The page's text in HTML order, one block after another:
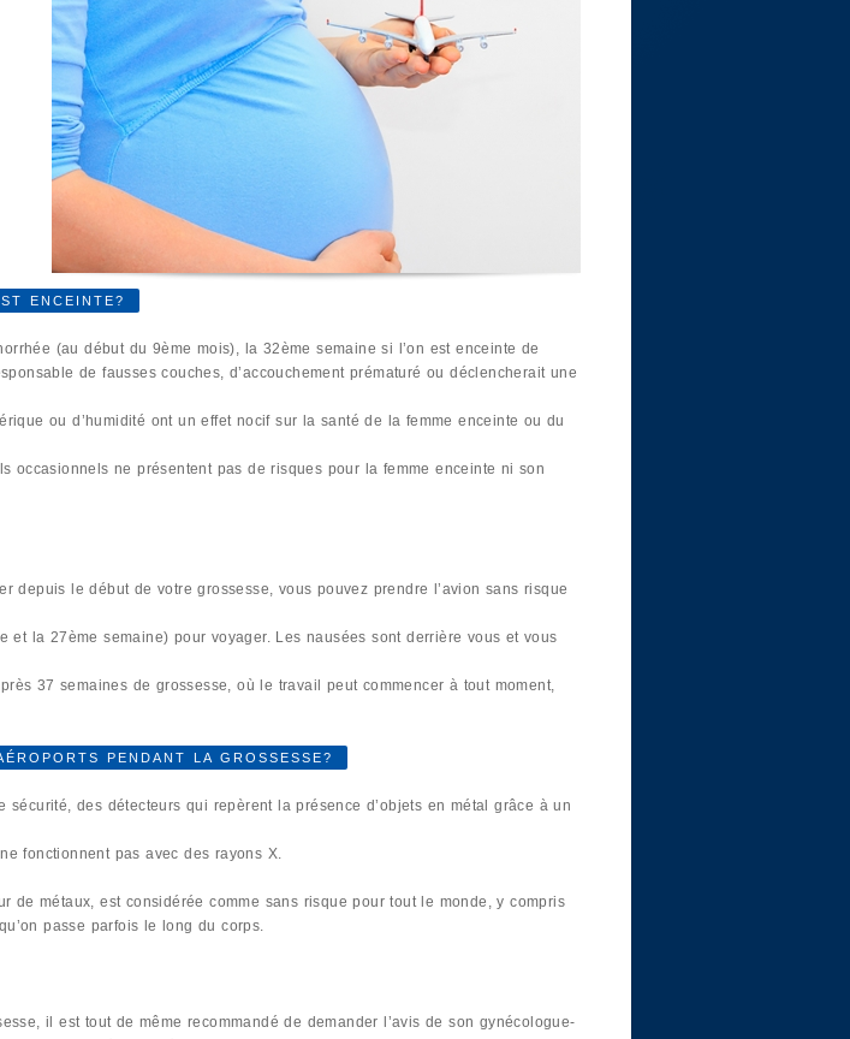
ENCEINTE?
(au début du 9ème mois), la 32ème semaine si l’on est enceinte de
de fausses couches, d’accouchement prématuré ou déclencherait une
ou d’humidité ont un effet nocif sur la santé de la femme enceinte ou du
ne présentent pas de risques pour la femme enceinte ni son
depuis le début de votre grossesse, vous pouvez prendre l’avion sans risque
la 27ème semaine) pour voyager. Les nausées sont derrière vous et vous
37 semaines de grossesse, où le travail peut commencer à tout moment,
PENDANT LA GROSSESSE?
des détecteurs qui repèrent la présence d’objets en métal grâce à un
fonctionnent pas avec des rayons X.
de métaux, est considérée comme sans risque pour tout le monde, y compris
passe parfois le long du corps.
il est tout de même recommandé de demander l’avis de son gynécologue-